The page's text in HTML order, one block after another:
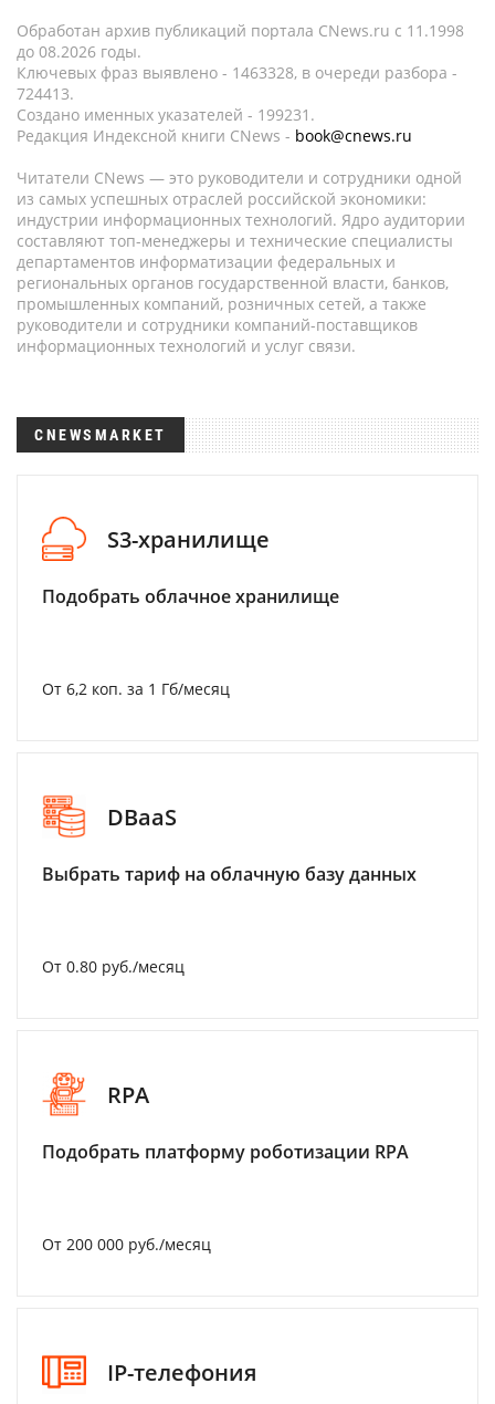
Обработан архив публикаций портала CNews.ru c 11.1998
до 08.2026 годы.
Ключевых фраз выявлено - 1463328, в очереди разбора -
724413.
Создано именных указателей - 199231.
Редакция Индексной книги CNews - book@cnews.ru
Читатели CNews — это руководители и сотрудники одной
из самых успешных отраслей российской экономики:
индустрии информационных технологий. Ядро аудитории
составляют топ-менеджеры и технические специалисты
департаментов информатизации федеральных и
региональных органов государственной власти, банков,
промышленных компаний, розничных сетей, а также
руководители и сотрудники компаний-поставщиков
информационных технологий и услуг связи.
CNEWSMARKET
S3-хранилище
Подобрать облачное хранилище
От 6,2 коп. за 1 Гб/месяц
DBaaS
Выбрать тариф на облачную базу данных
От 0.80 руб./месяц
RPA
Подобрать платформу роботизации RPA
От 200 000 руб./месяц
IP-телефония